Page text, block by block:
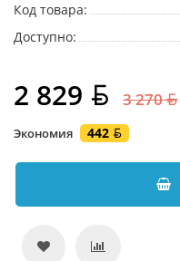
Код товара:
Доступно:
2 829 3 270
Экономия 442